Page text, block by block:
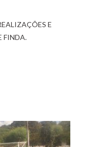
E
FINDA.